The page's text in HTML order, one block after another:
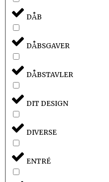
DÅB
DÅBSGAVER
DÅBSTAVLER
DIT DESIGN
DIVERSE
ENTRÉ